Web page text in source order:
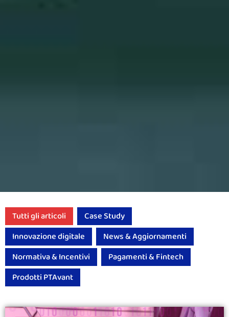
Tutti gli articoli
Case Study
Innovazione digitale
News & Aggiornamenti
Normativa & Incentivi
Pagamenti & Fintech
Prodotti PTAvant